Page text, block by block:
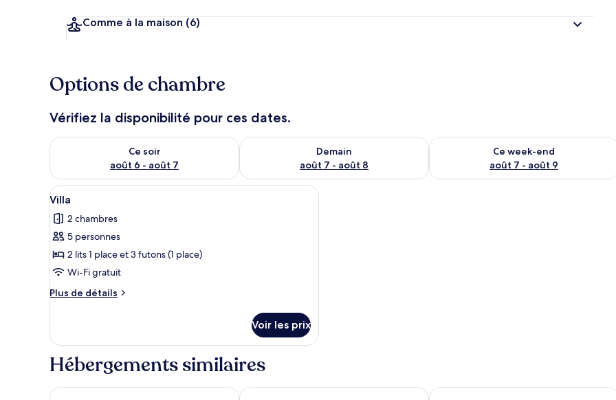
Comme à la maison (6)
Options de chambre
Vérifiez la disponibilité pour ces dates.
Ce soir
août 6 - août 7
Vérifier la disponibilité pour ce soir août 6 - août 7
Demain
août 7 - août 8
Vérifier la disponibilité pour demain août 7 - août 8
Ce week-end
août 7 - août 9
Vérifier la disponibilité pour ce week-
Afficher
toutes
les
photos
pour
ce
type
de
Villa
Une pièce avec un sol recouvert de tatamis, une télévision, une petite table, deux coussins et une porte
6
Villa
2 chambres
5 personnes
2 lits 1 place et 3 futons (1 place)
Wi-Fi gratuit
Plus de détails
Plus
le
type
de
Villa
Voir les prix
Hébergements similaires
Phoenix Park Hotel Hotel Yugaf Inn Okinawa Green Rich Hotel Okinawa Nago